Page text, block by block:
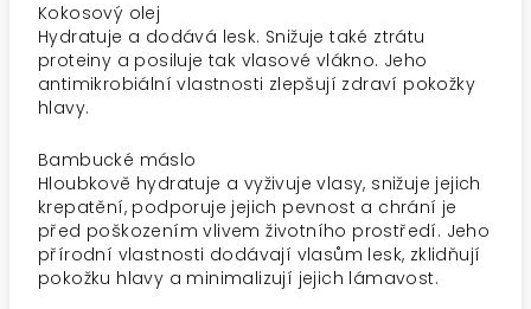
Kokosový olej
Hydratuje a dodává lesk. Snižuje také ztrátu
proteiny a posiluje tak vlasové vlákno. Jeho
antimikrobiální vlastnosti zlepšují zdraví pokožky
hlavy.
Bambucké máslo
Hloubkově hydratuje a vyživuje vlasy, snižuje jejich
krepatění, podporuje jejich pevnost a chrání je
před poškozením vlivem životního prostředí. Jeho
přírodní vlastnosti dodávají vlasům lesk, zklidňují
pokožku hlavy a minimalizují jejich lámavost.